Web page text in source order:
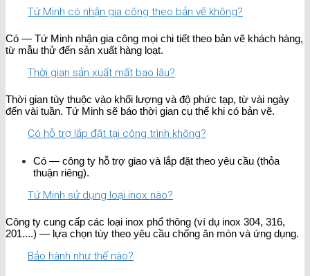
Tứ Minh có nhận gia công theo bản vẽ không?
Có — Tứ Minh nhận gia công mọi chi tiết theo bản vẽ khách hàng,
từ mẫu thử đến sản xuất hàng loạt.
Thời gian sản xuất mất bao lâu?
Thời gian tùy thuộc vào khối lượng và độ phức tạp, từ vài ngày
đến vài tuần. Tứ Minh sẽ báo thời gian cụ thể khi có bản vẽ.
Có hỗ trợ lắp đặt tại công trình không?
Có — công ty hỗ trợ giao và lắp đặt theo yêu cầu (thỏa
thuận riêng).
Tứ Minh sử dụng loại inox nào?
Công ty cung cấp các loại inox phổ thông (ví dụ inox 304, 316,
201....) — lựa chọn tùy theo yêu cầu chống ăn mòn và ứng dụng.
Bảo hành như thế nào?